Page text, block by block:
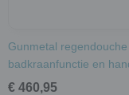
Gunmetal
badkraanfunctie en
€ 460,95